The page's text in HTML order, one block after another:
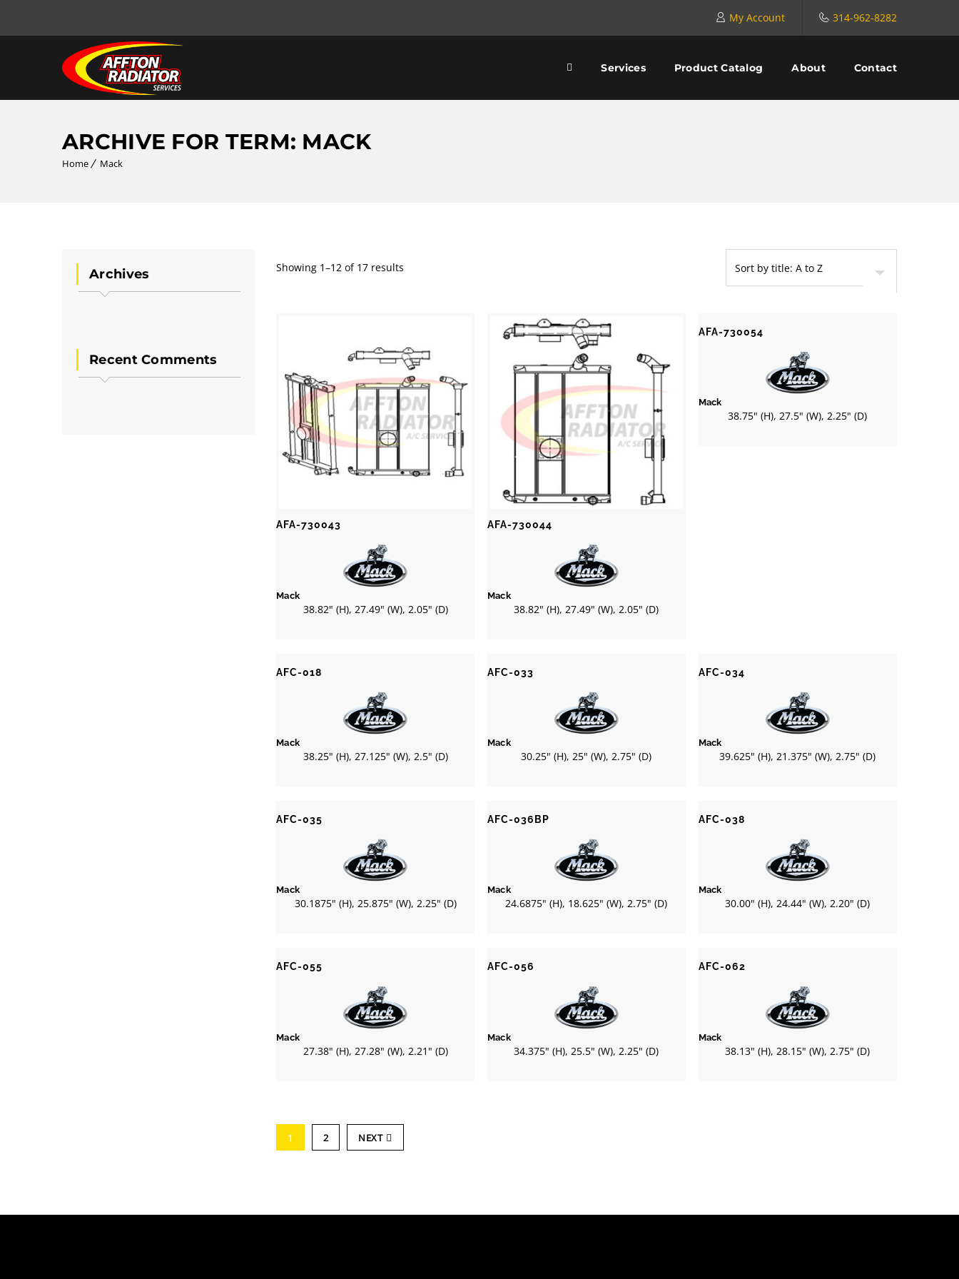
My Account 314-962-8282
Services Product Catalog About Contact
ARCHIVE FOR TERM: MACK
Home Mack
Archives
Recent Comments
Showing 1–12 of 17 results
AFA-730043
Mack
38.82" (H), 27.49" (W), 2.05" (D)
AFA-730044
Mack
38.82" (H), 27.49" (W), 2.05" (D)
AFA-730054
Mack
38.75" (H), 27.5" (W), 2.25" (D)
AFC-018
Mack
38.25" (H), 27.125" (W), 2.5" (D)
AFC-033
Mack
30.25" (H), 25" (W), 2.75" (D)
AFC-034
Mack
39.625" (H), 21.375" (W), 2.75" (D)
AFC-035
Mack
30.1875" (H), 25.875" (W), 2.25" (D)
AFC-036BP
Mack
24.6875" (H), 18.625" (W), 2.75" (D)
AFC-038
Mack
30.00" (H), 24.44" (W), 2.20" (D)
AFC-055
Mack
27.38" (H), 27.28" (W), 2.21" (D)
AFC-056
Mack
34.375" (H), 25.5" (W), 2.25" (D)
AFC-062
Mack
38.13" (H), 28.15" (W), 2.75" (D)
1 2 NEXT